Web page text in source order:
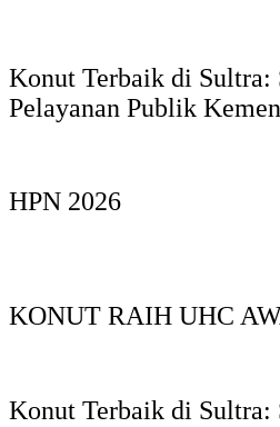
Konut Terbaik di Sultra:
Pelayanan Publik
HPN 2026
KONUT RAIH UHC
Konut Terbaik di Sultra: